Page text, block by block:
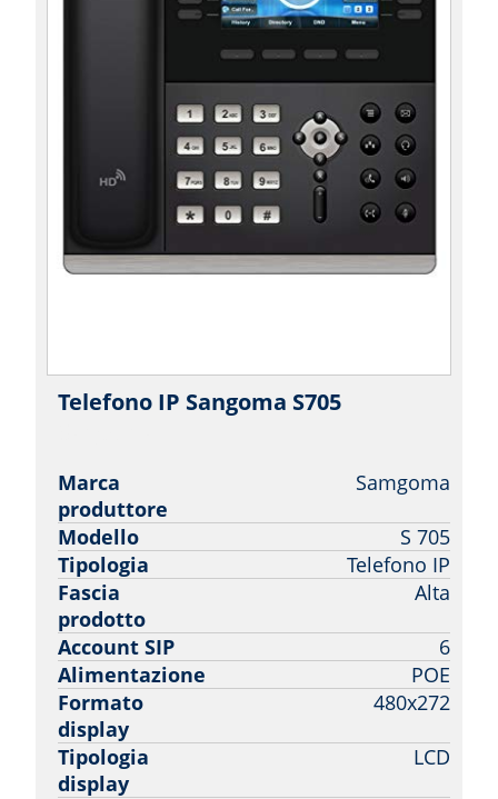
Telefono IP Sangoma S705
Marca
produttore
Samgoma
Modello
S 705
Tipologia
Telefono IP
Fascia
prodotto
Alta
Account SIP
6
Alimentazione
POE
Formato
display
480x272
Tipologia
display
LCD